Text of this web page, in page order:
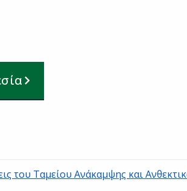
του Ταμείου Ανάκαμψης και